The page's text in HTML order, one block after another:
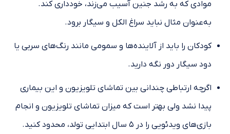
موادی که به رشد جنین آسیب می‌زند، خودداری کند.
به‌عنوان مثال نباید سراغ الکل و سیگار برود.
کودکان را باید از آلاینده‌ها و سمومی مانند رنگ‌های سربی یا
دود سیگار دور نگه دارید.
اگرچه ارتباطی چندانی بین تماشای تلویزیون و این بیماری
پیدا نشد ولی بهتر است که میزان تماشای تلویزیون و انجام
بازی‌های ویدئویی را در ۵ سال ابتدایی تولد، محدود کنید.